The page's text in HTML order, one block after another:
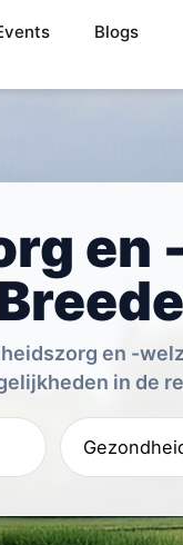
Blogs
en
en -
in de